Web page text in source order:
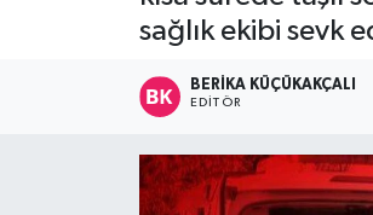
sağlık ekibi sevk
BERIKA KÜÇÜKAKÇALI
EDITÖR